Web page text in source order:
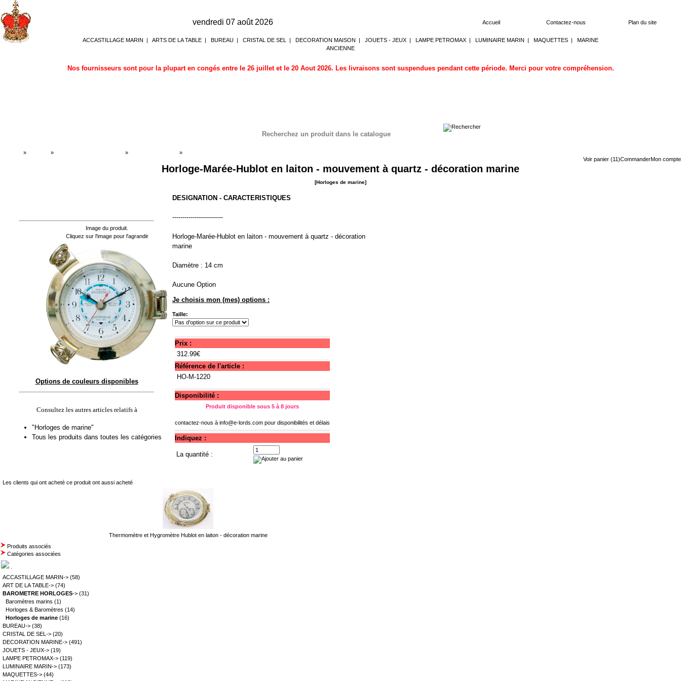
vendredi 07 août 2026 Accueil Contactez-nous Plan du site
ACCASTILLAGE MARIN | ARTS DE LA TABLE | BUREAU | CRISTAL DE SEL | DECORATION MAISON | JOUETS - JEUX | LAMPE PETROMAX | LUMINAIRE MARIN | MAQUETTES | MARINE
ANCIENNE
Nos fournisseurs sont pour la plupart en congés entre le 26 juillet et le 20 Aout 2026. Les livraisons sont suspendues pendant cette période. Merci pour votre compréhension.
Recherchez un produit dans le catalogue
Voir panier (11)CommanderMon compte
» » » »
Horloge-Marée-Hublot en laiton - mouvement à quartz - décoration marine
[Horloges de marine]
Image du produit.
Cliquez sur l'image pour l'agrandir
Options de couleurs disponibles
Consultez les autres articles relatifs à
"Horloges de marine"
Tous les produits dans toutes les catégories
DESIGNATION - CARACTERISTIQUES
-------------------------
Horloge-Marée-Hublot en laiton - mouvement à quartz - décoration
marine
Diamètre : 14 cm
Aucune Option
Je choisis mon (mes) options :
Taille:
Prix :
312.99€
Référence de l'article :
HO-M-1220
Disponibilité :
Produit disponible sous 5 à 8 jours
contactez-nous à info@e-lords.com pour disponibilités et délais
Indiquez :
La quantité :
Les clients qui ont acheté ce produit ont aussi acheté
Thermomètre et Hygromètre Hublot en laiton - décoration marine
Produits associés
Catégories associées
ACCASTILLAGE MARIN-> (58)
ART DE LA TABLE-> (74)
BAROMETRE HORLOGES-> (31)
Baromètres marins (1)
Horloges & Baromètres (14)
Horloges de marine (16)
BUREAU-> (38)
CRISTAL DE SEL-> (20)
DECORATION MARINE-> (491)
JOUETS - JEUX-> (19)
LAMPE PETROMAX-> (119)
LUMINAIRE MARIN-> (173)
MAQUETTES-> (44)